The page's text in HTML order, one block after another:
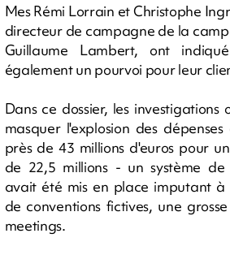
Mes Rémi Lorrain et Christophe
directeur de campagne de la
Guillaume Lambert, ont
également un pourvoi pour leur
Dans ce dossier, les
masquer l'explosion des
près de 43 millions d'euros pour
de 22,5 millions - un système
avait été mis en place imputant à
de conventions fictives, une
meetings.